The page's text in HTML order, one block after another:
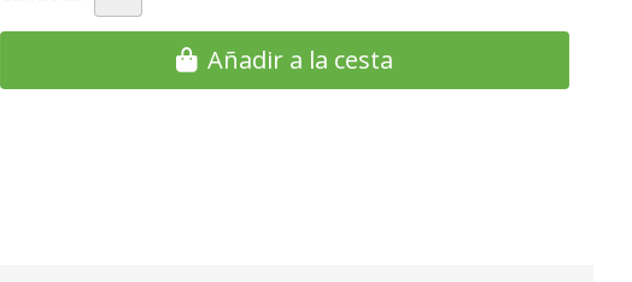
Añadir a la cesta